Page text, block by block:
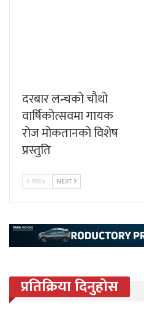
दरबार लन्चको चौथो
वार्षिकोत्सवमा गायक
रोज मोकतानको विशेष
प्रस्तुति
PREV NEXT
प्रतिक्रिया दिनुहोस